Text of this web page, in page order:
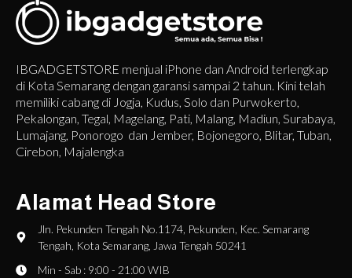
IBGADGETSTORE menjual iPhone dan Android terlengkap
di Kota Semarang dengan garansi sampai 2 tahun. Kini telah
memiliki cabang di Jogja, Kudus, Solo dan Purwokerto,
Pekalongan, Tegal, Magelang, Pati, Malang, Madiun, Surabaya,
Lumajang, Ponorogo dan Jember, Bojonegoro, Blitar, Tuban,
Cirebon, Majalengka
Alamat Head Store
Jln. Pekunden Tengah No.1174, Pekunden, Kec. Semarang
Tengah, Kota Semarang, Jawa Tengah 50241
Min - Sab : 9:00 - 21:00 WIB